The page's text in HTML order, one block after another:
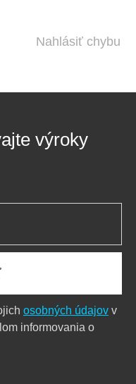
Nahlásiť chybu
výroky
osobných údajov v
informovania o